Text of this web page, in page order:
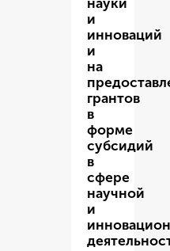
науки
и
инноваций
и
на
грантов
в
форме
субсидий
в
сфере
научной
и